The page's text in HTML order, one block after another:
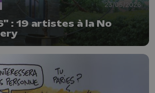
23/05/2026
: 19 artistes à la No